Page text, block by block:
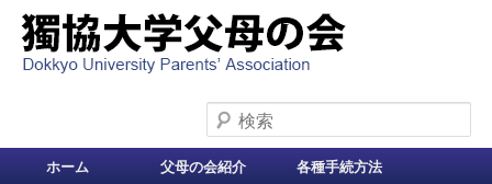
検索
メインメニュー
メインコンテンツへ
サブコンテンツへ移
ホーム 父母の会紹介
各種手続方法